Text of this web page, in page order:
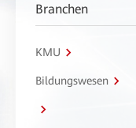
Branchen
KMU
Bildungswesen